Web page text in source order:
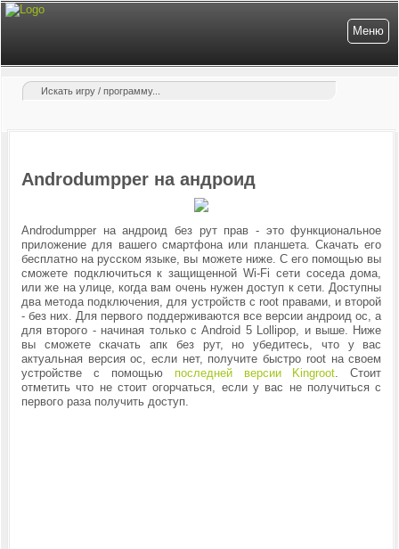
Меню
Androdumpper на андроид
Androdumpper на андроид без рут прав - это функциональное
приложение для вашего смартфона или планшета. Скачать его
бесплатно на русском языке, вы можете ниже. С его помощью вы
сможете подключиться к защищенной Wi-Fi сети соседа дома,
или же на улице, когда вам очень нужен доступ к сети. Доступны
два метода подключения, для устройств с root правами, и второй
- без них. Для первого поддерживаются все версии андроид ос, а
для второго - начиная только с Android 5 Lollipop, и выше. Ниже
вы сможете скачать апк без рут, но убедитесь, что у вас
актуальная версия ос, если нет, получите быстро root на своем
устройстве с помощью последней версии Kingroot. Стоит
отметить что не стоит огорчаться, если у вас не получиться с
первого раза получить доступ.